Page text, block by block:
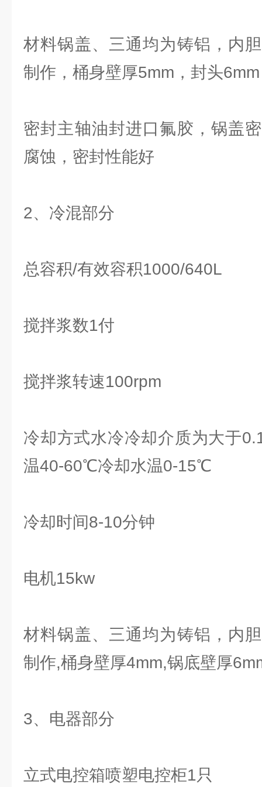
材料锅盖、三通均为铸铝，内
制作，桶身壁厚5mm，封头6mm
密封主轴油封进口氟胶，锅盖
腐蚀，密封性能好
2、冷混部分
总容积/有效容积1000/640L
搅拌浆数1付
搅拌浆转速100rpm
冷却方式水冷冷却介质为大于
温40-60℃冷却水温0-15℃
冷却时间8-10分钟
电机15kw
材料锅盖、三通均为铸铝，内
制作,桶身壁厚4mm,锅底壁厚
3、电器部分
立式电控箱喷塑电控柜1只